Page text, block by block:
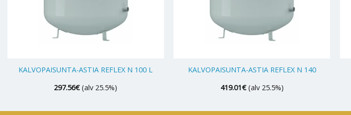
KALVOPAISUNTA-ASTIA REFLEX N 100 L
297.56€ (alv 25.5%)
KALVOPAISUNTA-ASTIA REFLEX N 140
419.01€ (alv 25.5%)